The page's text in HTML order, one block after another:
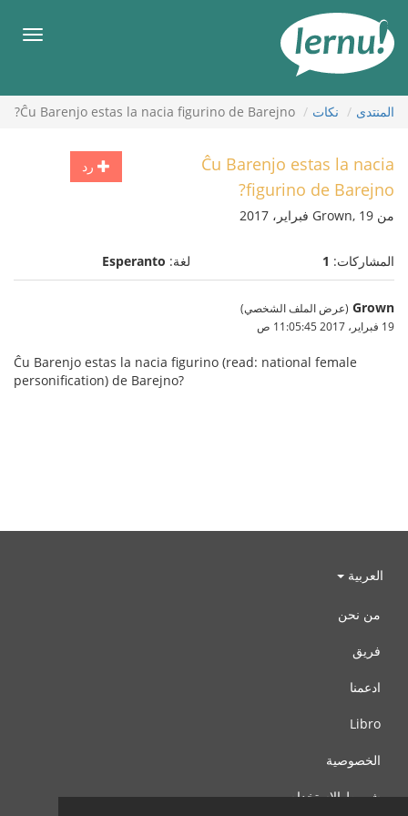
المحتويات
قائمة
المنتدى نكات Ĉu Barenjo estas la nacia figurino de Barejno?
رد
Ĉu Barenjo estas la nacia
figurino de Barejno?
من Grown, 19 فبراير، 2017
المشاركات: 1 لغة: Esperanto
Grown (عرض الملف الشخصي)
19 فبراير، 2017 11:05:45 ص
Ĉu Barenjo estas la nacia figurino (read: national female
personification) de Barejno?
العربية
من نحن
فريق
ادعمنا
Libro
الخصوصية
شروط الإستخدام